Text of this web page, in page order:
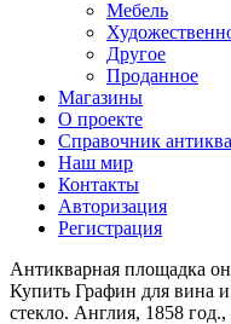
Мебель
Другое
Проданное
Магазины
О проекте
Справочник
Наш мир
Контакты
Авторизация
Регистрация
Антикварная площадка
Купить Графин для вина
стекло. Англия, 1858